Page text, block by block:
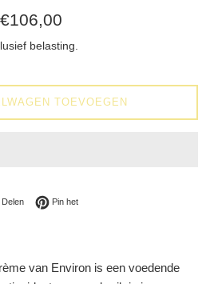
Normale
€106,00
belasting.
TOEVOEGEN
DelenDelen op Facebook
Pin hetPinnen op Pinterest
van Environ is een voedende